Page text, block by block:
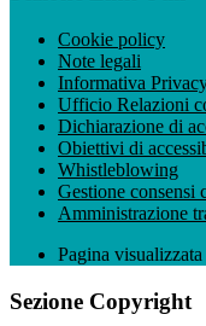
Cookie policy
Note legali
Informativa
Ufficio Relazioni
Dichiarazione di
Obiettivi di
Whistleblowing
Gestione consensi
Amministrazione
Pagina visualizzata
Sezione Copyright